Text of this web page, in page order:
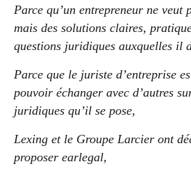
Parce qu’un entrepreneur ne veut
mais des solutions claires,
questions juridiques auxquelles il
Parce que le juriste d’entreprise
pouvoir échanger avec d’autres
juridiques qu’il se pose,
Lexing et le Groupe Larcier ont
proposer earlegal,